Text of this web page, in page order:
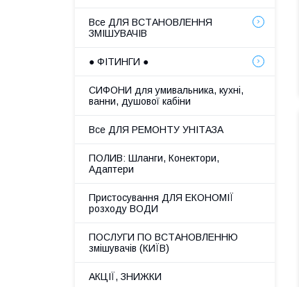
Все ДЛЯ ВСТАНОВЛЕННЯ
ЗМІШУВАЧІВ
● ФІТИНГИ ●
СИФОНИ для умивальника, кухні,
ванни, душової кабіни
Все ДЛЯ РЕМОНТУ УНІТАЗА
ПОЛИВ: Шланги, Конектори,
Адаптери
Пристосування ДЛЯ ЕКОНОМІЇ
розходу ВОДИ
ПОСЛУГИ ПО ВСТАНОВЛЕННЮ
змішувачів (КИЇВ)
АКЦІЇ, ЗНИЖКИ